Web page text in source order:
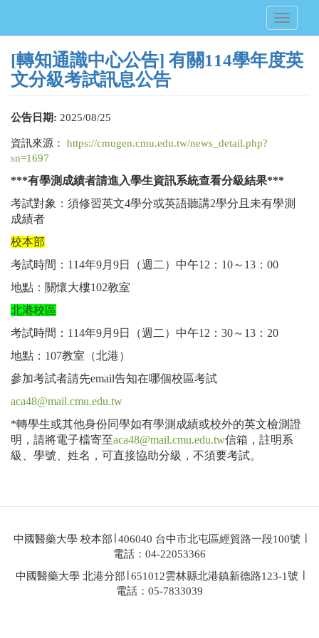
主
Toggle
[轉知通識中心公告] 有關114學年度英
文分級考試訊息公告
公告日期: 2025/08/25
資訊來源： https://cmugen.cmu.edu.tw/news_detail.php?
sn=1697
***有學測成績者請進入學生資訊系統查看分級結果***
考試對象：須修習英文4學分或英語聽講2學分且未有學測
成績者
校本部
考試時間：114年9月9日（週二）中午12：10～13：00
地點：關懷大樓102教室
北港校區
考試時間：114年9月9日（週二）中午12：30～13：20
地點：107教室（北港）
參加考試者請先email告知在哪個校區考試
aca48@mail.cmu.edu.tw
*轉學生或其他身份同學如有學測成績或校外的英文檢測證
明，請將電子檔寄至aca48@mail.cmu.edu.tw信箱，註明系
級、學號、姓名，可直接協助分級，不須要考試。
中國醫藥大學 校本部∣ 406040 台中市北屯區經貿路一段100號 ∣
電話：04-22053366
中國醫藥大學 北港分部∣ 651012雲林縣北港鎮新德路123-1號 ∣
電話：05-7833039